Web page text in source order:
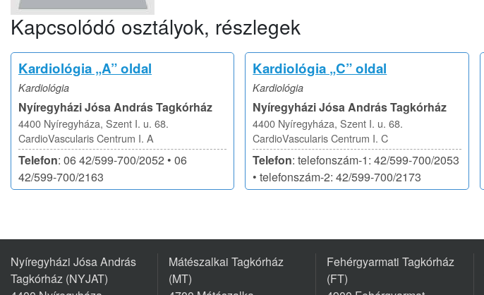
Kapcsolódó osztályok, részlegek
Kardiológia „A” oldal
Kardiológia
Nyíregyházi Jósa András Tagkórház
4400 Nyíregyháza, Szent I. u. 68.
CardioVascularis Centrum I. A
Telefon: 06 42/599-700/2052 • 06
42/599-700/2163
Kardiológia „C” oldal
Kardiológia
Nyíregyházi Jósa András Tagkórház
4400 Nyíregyháza, Szent I. u. 68.
CardioVascularis Centrum I. C
Telefon: telefonszám-1: 42/599-700/2053
• telefonszám-2: 42/599-700/2173
Nyíregyházi Jósa András
Tagkórház (NYJAT)
Mátészalkai Tagkórház
(MT)
Fehérgyarmati Tagkórház
(FT)